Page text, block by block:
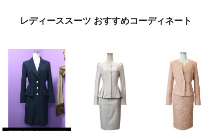
レディーススーツ おすすめコーディネート